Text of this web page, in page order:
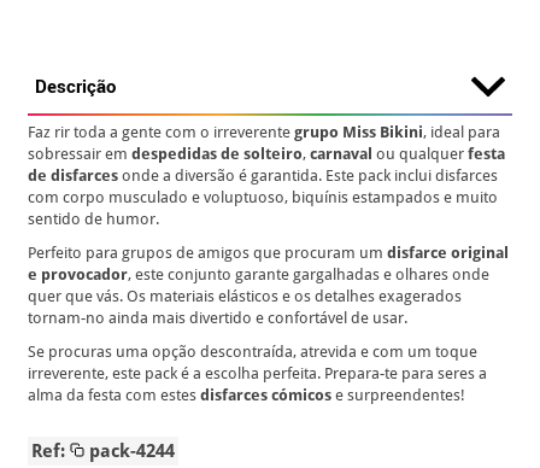
Descrição
Faz rir toda a gente com o irreverentegrupo Miss Bikini, ideal para
sobressair emdespedidas de solteiro,carnaval ou qualquerfesta
de disfarces onde a diversão é garantida. Este pack inclui disfarces
com corpo musculado e voluptuoso, biquínis estampados e muito
sentido de humor.
Perfeito para grupos de amigos que procuram umdisfarce original
e provocador, este conjunto garante gargalhadas e olhares onde
quer que vás. Os materiais elásticos e os detalhes exagerados
tornam-no ainda mais divertido e confortável de usar.
Se procuras uma opção descontraída, atrevida e com um toque
irreverente, este pack é a escolha perfeita. Prepara-te para seres a
alma da festa com estesdisfarces cómicos e surpreendentes!
Ref: pack-4244